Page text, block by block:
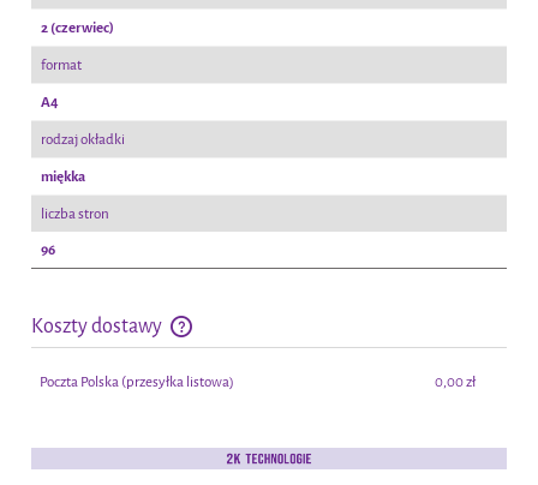
2 (czerwiec)
format
A4
rodzaj okładki
miękka
liczba stron
96
Koszty dostawy
Cena nie zawiera ewentualnych kosztów płatności
Poczta Polska(przesyłka listowa) 0,00 zł